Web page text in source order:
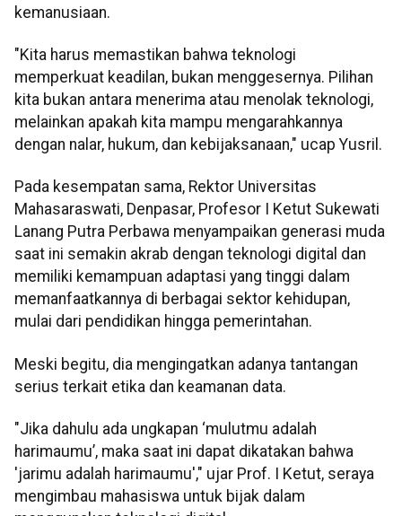
kemanusiaan.
"Kita harus memastikan bahwa teknologi
memperkuat keadilan, bukan menggesernya. Pilihan
kita bukan antara menerima atau menolak teknologi,
melainkan apakah kita mampu mengarahkannya
dengan nalar, hukum, dan kebijaksanaan," ucap Yusril.
Pada kesempatan sama, Rektor Universitas
Mahasaraswati, Denpasar, Profesor I Ketut Sukewati
Lanang Putra Perbawa menyampaikan generasi muda
saat ini semakin akrab dengan teknologi digital dan
memiliki kemampuan adaptasi yang tinggi dalam
memanfaatkannya di berbagai sektor kehidupan,
mulai dari pendidikan hingga pemerintahan.
Meski begitu, dia mengingatkan adanya tantangan
serius terkait etika dan keamanan data.
"Jika dahulu ada ungkapan ‘mulutmu adalah
harimaumu’, maka saat ini dapat dikatakan bahwa
'jarimu adalah harimaumu'," ujar Prof. I Ketut, seraya
mengimbau mahasiswa untuk bijak dalam